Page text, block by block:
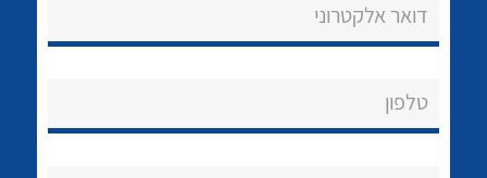
שאלות ותשובות
לכל מוצרי היצרן לכל מוצרי היצרן
דואר אלקטרוני
טלפון